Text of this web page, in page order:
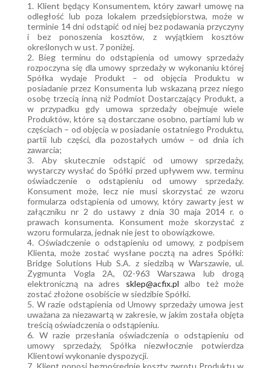
1. Klient będący Konsumentem, który zawarł umowę na
odległość lub poza lokalem przedsiębiorstwa, może w
terminie 14 dni odstąpić od niej bez podawania przyczyny
i bez ponoszenia kosztów, z wyjątkiem kosztów
określonych w ust. 7 poniżej.
2. Bieg terminu do odstąpienia od umowy sprzedaży
rozpoczyna się dla umowy sprzedaży w wykonaniu której
Spółka wydaje Produkt – od objęcia Produktu w
posiadanie przez Konsumenta lub wskazaną przez niego
osobę trzecią inną niż Podmiot Dostarczający Produkt, a
w przypadku gdy umowa sprzedaży obejmuje wiele
Produktów, które są dostarczane osobno, partiami lub w
częściach – od objęcia w posiadanie ostatniego Produktu,
partii lub części, dla pozostałych umów – od dnia ich
zawarcia;
3. Aby skutecznie odstąpić od umowy sprzedaży,
wystarczy wysłać do Spółki przed upływem ww. terminu
oświadczenie o odstąpieniu od umowy sprzedaży.
Konsument może, lecz nie musi skorzystać ze wzoru
formularza odstąpienia od umowy, który zawarty jest w
załączniku nr 2 do ustawy z dnia 30 maja 2014 r. o
prawach konsumenta. Konsument może skorzystać z
wzoru formularza, jednak nie jest to obowiązkowe.
4. Oświadczenie o odstąpieniu od umowy, z podpisem
Klienta, może zostać wysłane pocztą na adres Spółki:
Bridge Solutions Hub S.A. z siedzibą w Warszawie, ul.
Zygmunta Vogla 2A, 02-963 Warszawa lub drogą
elektroniczną na adres sklep@acfix.pl albo też może
zostać złożone osobiście w siedzibie Spółki.
5. W razie odstąpienia od Umowy sprzedaży umowa jest
uważana za niezawartą w zakresie, w jakim została objęta
treścią oświadczenia o odstąpieniu.
6. W razie przesłania oświadczenia o odstąpieniu od
umowy sprzedaży, Spółka niezwłocznie potwierdza
Klientowi wykonanie dyspozycji.
7. Klient ponosi bezpośrednie koszty zwrotu Produktu w